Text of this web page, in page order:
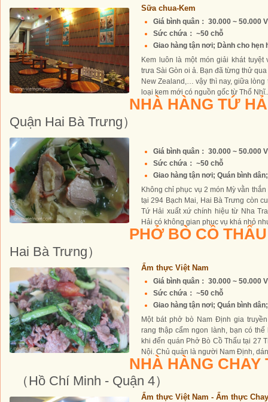
Sữa chua-Kem
Giá bình quân： 30.000 ~ 50.000
Sức chứa： ~50 chỗ
Giao hàng tận nơi; Dành cho hẹn
Kem luôn là một món giải khát
trưa Sài Gòn oi ả. Bạn đã từng thử
New Zealand,… vậy thì nay, giữa lòng
loại kem mới có nguồn gốc từ Thổ
NHÀ HÀNG TỨ
Quận Hai Bà Trưng）
Giá bình quân： 30.000 ~ 50.000
Sức chứa： ~50 chỗ
Giao hàng tận nơi; Quán bình
Không chỉ phục vụ 2 món Mỳ vằn
tại 294 Bạch Mai, Hai Bà Trưng còn
Tứ Hải xuất xứ chính hiệu từ Nha
Hải có không gian phục vụ khá nhỏ
PHỞ BÒ CỒ
Hai Bà Trưng）
Ẩm thực Việt Nam
Giá bình quân： 30.000 ~ 50.000
Sức chứa： ~50 chỗ
Giao hàng tận nơi; Quán bình
Một bát phở bò Nam Định gia
rang thập cẩm ngon lành, bạn có
khi đến quán Phở Bò Cồ Thấu tại 27
Nội. Chủ quán là người Nam Định,
NHÀ HÀNG CHAY
（Hồ Chí Minh - Quận 4）
Ẩm thực Việt Nam - Ẩm thực Chay